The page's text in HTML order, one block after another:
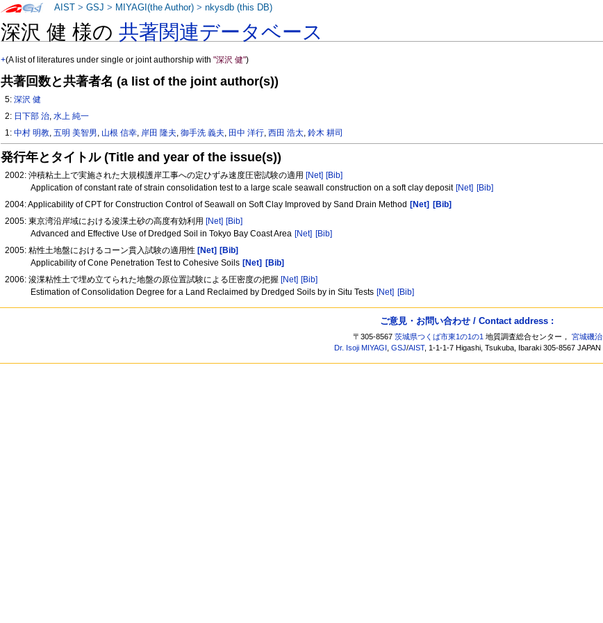
深沢 健 様の共著関連データベース
+(A list of literatures under single or joint authorship with"深沢 健")
共著回数と共著者名 (a list of the joint author(s))
5:深沢 健
2: 日下部 治,水上 純一
1:中村 明教,五明 美智男, 山根 信幸, 岸田 隆夫,御手洗 義夫, 田中 洋行,西田 浩太,鈴木 耕司
発行年とタイトル (Title and year of the issue(s))
2002: 沖積粘土上で実施された大規模護岸工事への定ひずみ速度圧密試験の適用 [Net] [Bib]
Application of constant rate of strain consolidation test to a large scale seawall construction on a soft clay deposit [Net] [Bib]
2004: Applicability of CPT for Construction Control of Seawall on Soft Clay Improved by Sand Drain Method [Net]
[Bib]
2005: 東京湾沿岸域における浚渫土砂の高度有効利用 [Net] [Bib]
Advanced and Effective Use of Dredged Soil in Tokyo Bay Coast Area [Net] [Bib]
2005: 粘性土地盤におけるコーン貫入試験の適用性 [Net] [Bib]
Applicability of Cone Penetration Test to Cohesive Soils [Net]
[Bib]
2006: 浚渫粘性土で埋め立てられた地盤の原位置試験による圧密度の把握 [Net] [Bib]
Estimation of Consolidation Degree for a Land Reclaimed by Dredged Soils by in Situ Tests [Net] [Bib]
AIST >GSJ > MIYAGI(the Author) >nkysdb (this DB)
ご意見・お問い合わせ / Contact address :
〒305-8567茨城県つくば市東1の1の1 地質調査総合センター，宮城磯治
Dr. Isoji MIYAGI
,GSJ/AIST, 1-1-1-7 Higashi, Tsukuba, Ibaraki 305-8567 JAPAN